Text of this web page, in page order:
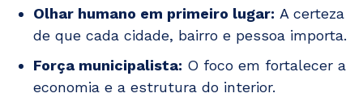
Olhar humano em primeiro lugar: A certeza
de que cada cidade, bairro e pessoa importa.
Força municipalista: O foco em fortalecer a
economia e a estrutura do interior.